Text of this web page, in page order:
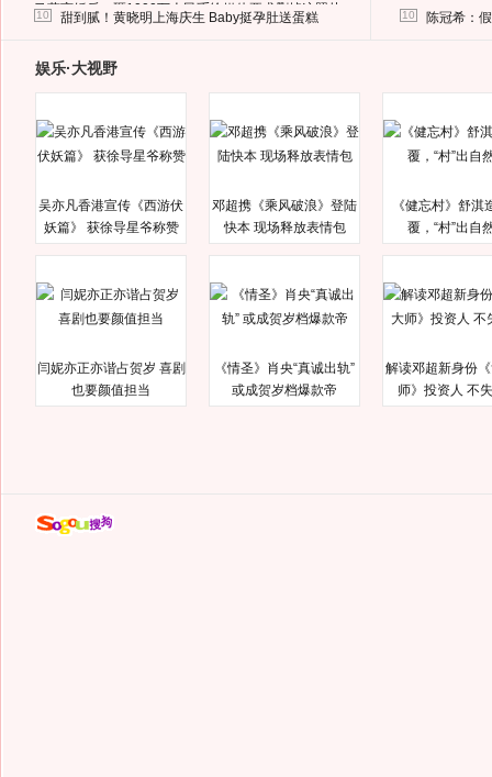
马蓉离婚后，砸1000万人民币给媒体要求删掉这照片
10 甜到腻！黄晓明上海庆生 Baby挺孕肚送蛋糕 10 陈冠希：
娱乐·大视野
吴亦凡香港宣传《西游伏
妖篇》 获徐导星爷称赞
邓超携《乘风破浪》登陆
快本 现场释放表情包
《健忘村》舒淇
覆，“村”出自
闫妮亦正亦谐占贺岁 喜剧
也要颜值担当
《情圣》肖央“真诚出轨”
或成贺岁档爆款帝
解读邓超新身份
师》投资人 不